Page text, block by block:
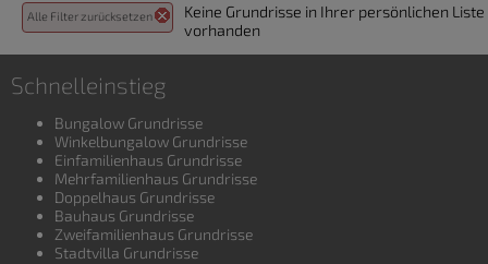
Alle Filter zurücksetzen
Keine Grundrisse in Ihrer persönlichen Liste
vorhanden
Schnelleinstieg
Bungalow Grundrisse
Winkelbungalow Grundrisse
Einfamilienhaus Grundrisse
Mehrfamilienhaus Grundrisse
Doppelhaus Grundrisse
Bauhaus Grundrisse
Zweifamilienhaus Grundrisse
Stadtvilla Grundrisse